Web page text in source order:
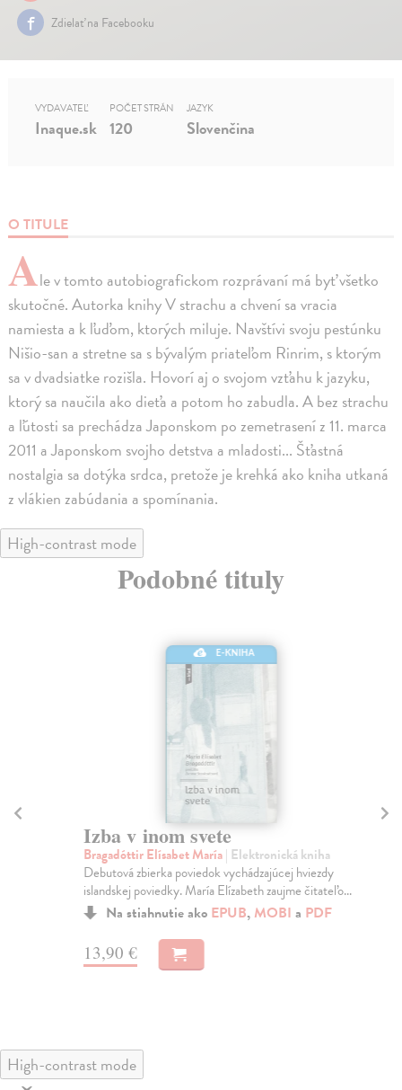
Zdielať na Facebooku
O TITULE
Ale v tomto autobiografickom rozprávaní má byť všetko
skutočné. Autorka knihy V strachu a chvení sa vracia
namiesta a k ľuďom, ktorých miluje. Navštívi svoju pestúnku
Nišio-san a stretne sa s bývalým priateľom Rinrim, s ktorým
sa v dvadsiatke rozišla. Hovorí aj o svojom vzťahu k jazyku,
ktorý sa naučila ako dieťa a potom ho zabudla. A bez strachu
a ľútosti sa prechádza Japonskom po zemetrasení z 11. marca
2011 a Japonskom svojho detstva a mladosti... Šťastná
nostalgia sa dotýka srdca, pretože je krehká ako kniha utkaná
z vlákien zabúdania a spomínania.
VYDAVATEĽ
Inaque.sk
POČET STRÁN
120
JAZYK
Slovenčina
High-contrast mode
Podobné tituly
E-KNIHA
Izba v inom svete
Bragadóttir Elísabet María| Elektronická kniha
Debutová zbierka poviedok vychádzajúcej hviezdy
islandskej poviedky. María Elízabeth zaujme čitateľo...
Na stiahnutie akoEPUB,MOBIaPDF
13,90 €
High-contrast mode